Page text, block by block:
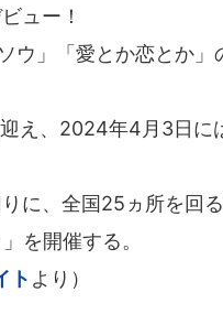
ュー！
ウ」「愛とか恋とか
え、2024年4月3日に
に、全国25ヵ所を回
を開催する。
ト より）